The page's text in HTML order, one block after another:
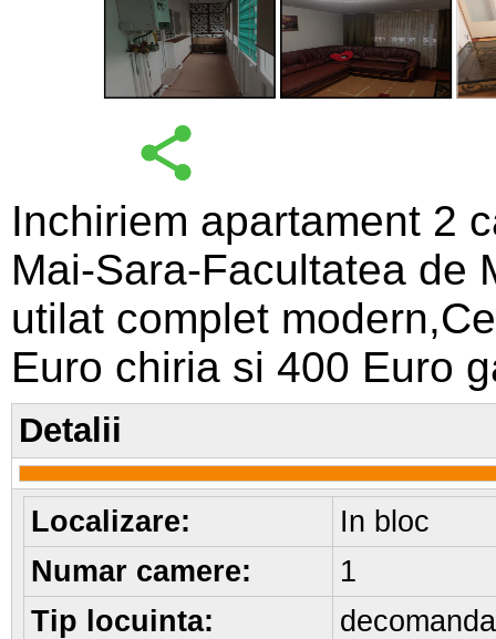
Inchiriem apartament 2
Mai-Sara-Facultatea de
utilat complet
Euro chiria si 400 Euro
Detalii
Localizare:
In bloc
Numar camere:
1
Tip locuinta: